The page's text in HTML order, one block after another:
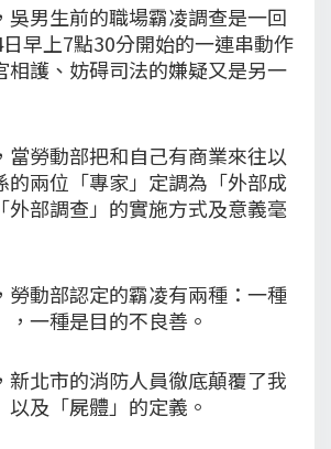
吳男生前的職場霸凌調查是一回
早上7點30分開始的一連串動作
相護、妨碍司法的嫌疑又是另一
當勞動部把和自己有商業來往以
的兩位「專家」定調為「外部成
外部調查」的實施方式及意義毫
勞動部認定的霸凌有兩種：一種
一種是目的不良善。
新北市的消防人員徹底顛覆了我
及「屍體」的定義。